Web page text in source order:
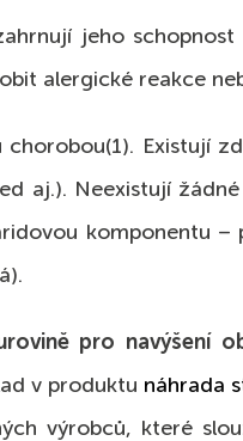
jeho
alergické reakce
Existují
aj.). Neexistují
komponentu
pro navýšení
v produktu náhrada
výrobců, které